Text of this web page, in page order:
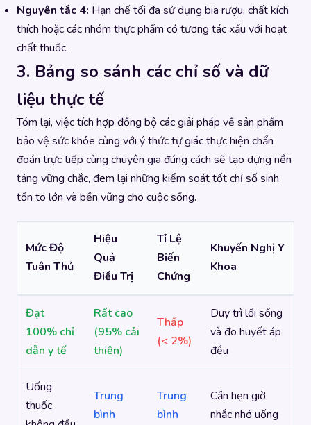
Nguyên tắc 4: Hạn chế tối đa sử dụng bia rượu, chất kích
thích hoặc các nhóm thực phẩm có tương tác xấu với hoạt
chất thuốc.
3. Bảng so sánh các chỉ số và dữ
liệu thực tế
Tóm lại, việc tích hợp đồng bộ các giải pháp về sản phẩm
bảo vệ sức khỏe cùng với ý thức tự giác thực hiện chẩn
đoán trực tiếp cùng chuyên gia đúng cách sẽ tạo dựng nền
tảng vững chắc, đem lại những kiểm soát tốt chỉ số sinh
tồn to lớn và bền vững cho cuộc sống.
Mức Độ
Tuân Thủ
Hiệu
Quả
Điều Trị
Tỉ Lệ
Biến
Chứng
Khuyến Nghị Y
Khoa
Đạt
100% chỉ
dẫn y tế
Rất cao
(95% cải
thiện)
Thấp
(< 2%)
Duy trì lối sống
và đo huyết áp
đều
Uống
thuốc
Trung
bình
Trung
bình
Cần hẹn giờ
nhắc nhở uống